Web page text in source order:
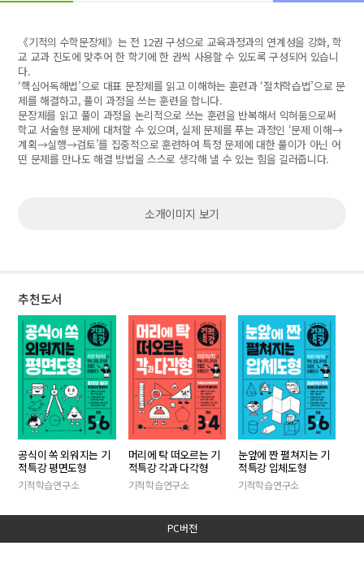
《기적의 수학문장제》는 전 12권 구성으로 교육과정과의 연계성을 강화, 학
교 교과 진도에 맞추어 한 학기에 한 권씩 사용할 수 있도록 구성되어 있습니
다.
‘핵심어독해법’으로 대표 문장제를 읽고 이해하는 훈련과 ‘절차학습법’으로 문
제를 해결하고, 풀이 과정을 쓰는 훈련을 합니다.
문장제를 읽고 풀이 과정을 논리적으로 쓰는 훈련을 반복해서 익혀둠으로써
학교 서술형 문제에 대처할 수 있으며, 실제 문제를 푸는 과정인 ‘문제 이해→
계획→실행→검토’를 집중적으로 훈련하여 특정 문제에 대한 풀이가 아닌 어
떤 문제를 만나도 해결 방법을 스스로 생각해 낼 수 있는 힘을 길러줍니다.
소개이미지 보기
추천도서
공식이 쏙 외워지는 기
적특강 평면도형
기적학습연구소
머리에 탁 떠오르는 기
적특강 각과 다각형
기적학습연구소
눈앞에 짠 펼쳐지는 기
적특강 입체도형
기적학습연구소
PC버전